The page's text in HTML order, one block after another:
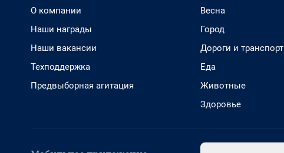
О компании
Наши награды
Наши вакансии
Техподдержка
Предвыборная агитация
Весна
Город
Дороги и транспорт
Еда
Животные
Здоровье